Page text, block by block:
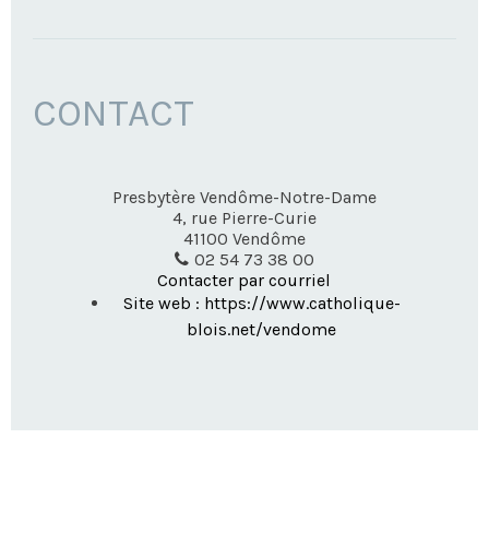
CONTACT
Presbytère Vendôme-Notre-Dame
4, rue Pierre-Curie
41100 Vendôme
02 54 73 38 00
Contacter par courriel
Site web : https://www.catholique-
blois.net/vendome